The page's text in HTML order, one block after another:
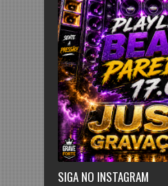
SIGA NO INSTAGRAM